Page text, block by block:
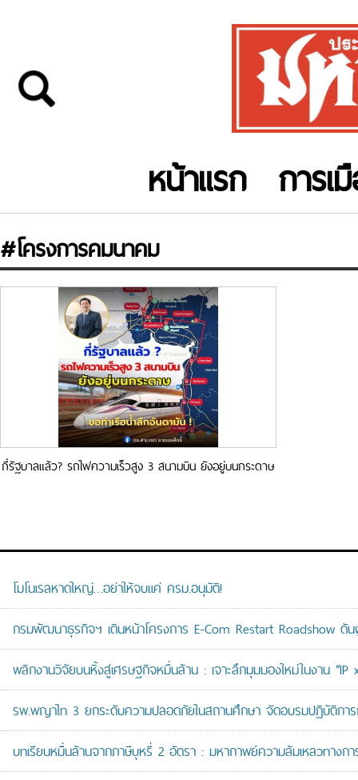
หน้าแรก การเ
#โครงการคมนาคม
กี่รัฐบาลแล้ว? รถไฟความเร็วสูง 3 สนามบิน ยังอยู่บนกระดาษ
โมโนเรลหาดใหญ่…อย่าให้จบแค่ ครม.อนุมัติ!
กรมพัฒนาธุรกิจฯ เดินหน้าโครงการ E-Com Restart Roadshow ดั
พลิกงานวิจัยบนหิ้งสู่เศรษฐกิจหมื่นล้าน : เจาะลึกมุมมองใหม่ในงาน “IP
รพ.พญาไท 3 ยกระดับความปลอดภัยในสถานศึกษา จัดอบรมปฏิบัติกา
บทเรียนหมื่นล้านจากภาษีบุหรี่ 2 อัตรา : มหากาพย์ความล้มเหลวทางก